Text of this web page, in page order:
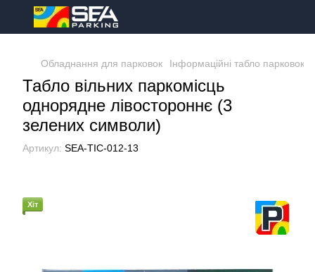
Обладнання для парковок Інформаційні табло парковок
Табло вільних паркомісць
однорядне лівостороннє (3
зелених символи)
Артикул: SEA-ТІС-012-13
Хіт